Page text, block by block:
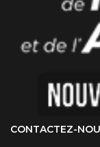
CONTACTEZ-